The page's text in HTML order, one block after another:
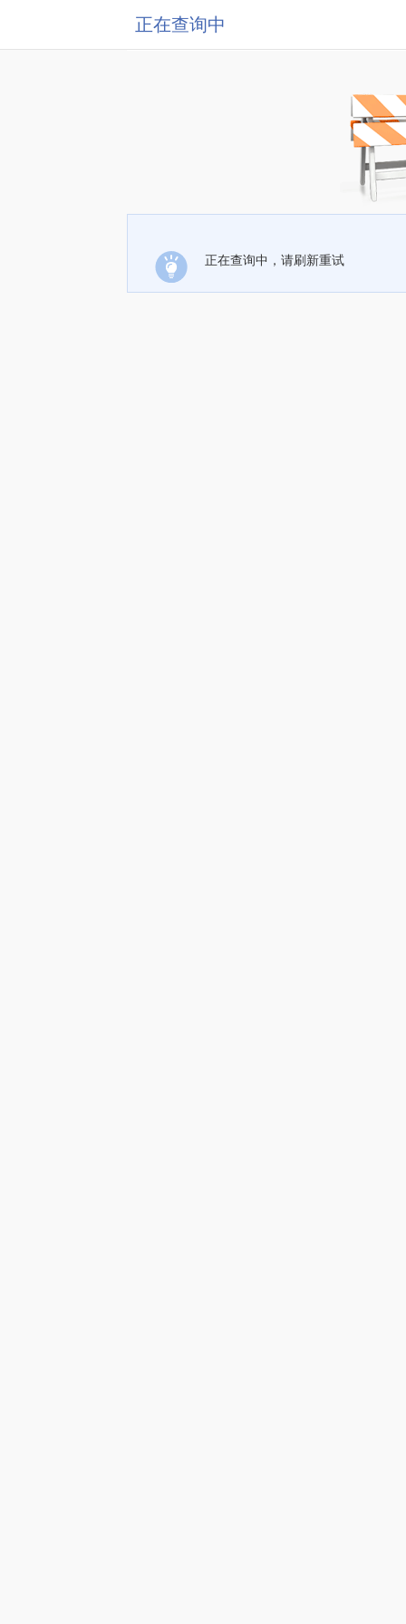
正在查询中
正在查询中，请刷新重试